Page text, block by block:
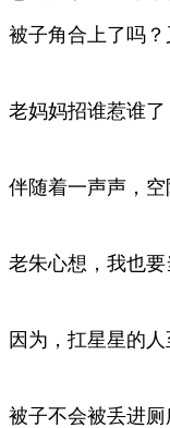
被子角合上了吗？
老妈妈招谁惹谁
伴随着一声声，空
老朱心想，我也要
因为，扛星星的人
被子不会被丢进